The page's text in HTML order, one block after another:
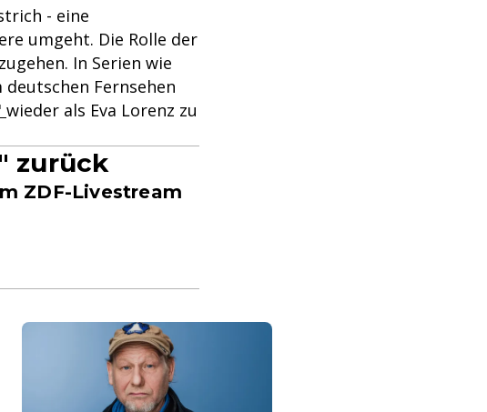
- eine
umgeht. Die Rolle der
In Serien wie
Fernsehen
wieder als Eva Lorenz zu
zurück
ZDF-Livestream